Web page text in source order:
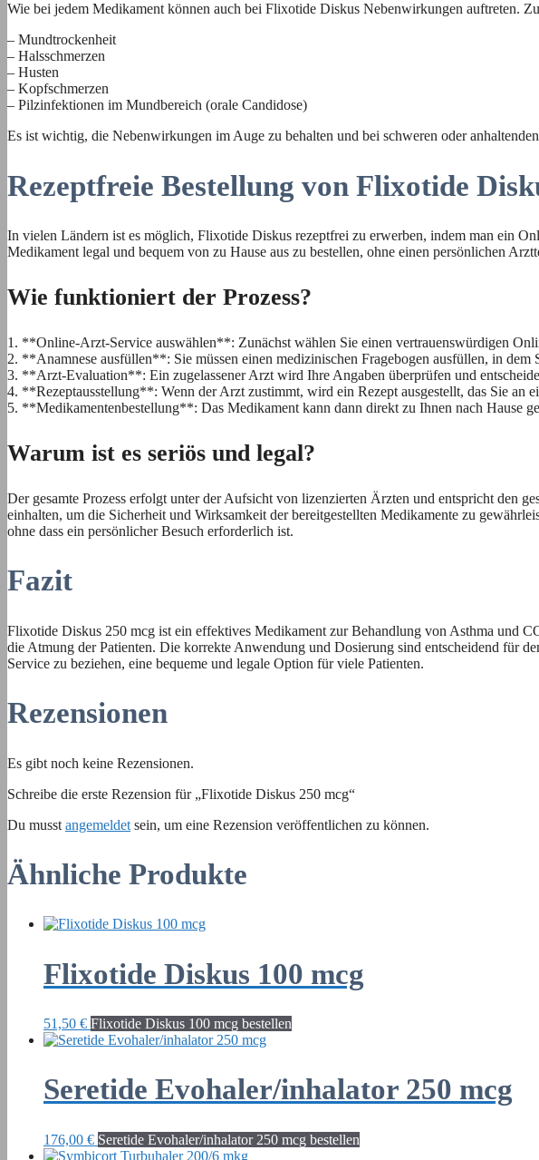
Wie bei jedem Medikament können auch bei Flixotide Diskus Nebenwirkungen auftreten.
– Mundtrockenheit
– Halsschmerzen
– Husten
– Kopfschmerzen
– Pilzinfektionen im Mundbereich (orale Candidose)
Es ist wichtig, die Nebenwirkungen im Auge zu behalten und bei schweren oder
Rezeptfreie Bestellung von Flixotide
In vielen Ländern ist es möglich, Flixotide Diskus rezeptfrei zu erwerben, indem man ein
Medikament legal und bequem von zu Hause aus zu bestellen, ohne einen persönlichen
Wie funktioniert der Prozess?
1. **Online-Arzt-Service auswählen**: Zunächst wählen Sie einen vertrauenswürdigen
2. **Anamnese ausfüllen**: Sie müssen einen medizinischen Fragebogen ausfüllen, in
3. **Arzt-Evaluation**: Ein zugelassener Arzt wird Ihre Angaben überprüfen und
4. **Rezeptausstellung**: Wenn der Arzt zustimmt, wird ein Rezept ausgestellt, das Sie an
5. **Medikamentenbestellung**: Das Medikament kann dann direkt zu Ihnen nach Hause
Warum ist es seriös und legal?
Der gesamte Prozess erfolgt unter der Aufsicht von lizenzierten Ärzten und entspricht den
einhalten, um die Sicherheit und Wirksamkeit der bereitgestellten Medikamente zu
ohne dass ein persönlicher Besuch erforderlich ist.
Fazit
Flixotide Diskus 250 mcg ist ein effektives Medikament zur Behandlung von Asthma und
die Atmung der Patienten. Die korrekte Anwendung und Dosierung sind entscheidend für
Service zu beziehen, eine bequeme und legale Option für viele Patienten.
Rezensionen
Es gibt noch keine Rezensionen.
Schreibe die erste Rezension für „Flixotide Diskus 250 mcg“
Du musst angemeldet sein, um eine Rezension veröffentlichen zu können.
Ähnliche Produkte
Flixotide Diskus 100 mcg
51,50 € Flixotide Diskus 100 mcg bestellen
Seretide Evohaler/inhalator 250 mcg
176,00 € Seretide Evohaler/inhalator 250 mcg bestellen